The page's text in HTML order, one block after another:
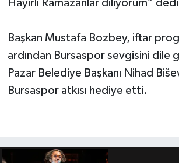
Hayırlı Ramazanlar diliyorum”
Başkan Mustafa Bozbey, iftar
ardından Bursaspor sevgisini dile
Pazar Belediye Başkanı Nihad
Bursaspor atkısı hediye etti.